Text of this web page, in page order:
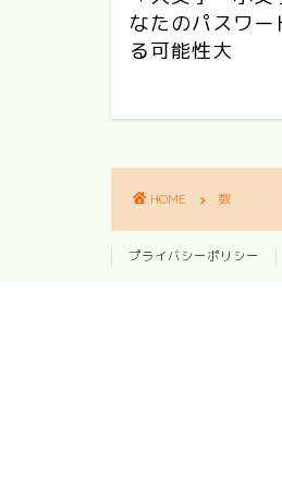
なたのパスワ
る可能性大
HOME 数
プライバシーポリシー